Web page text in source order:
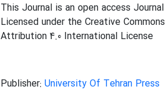
This Journal is an open access Journal
Licensed under the Creative Commons
Attribution 4.0 International License
Publisher: University Of Tehran Press